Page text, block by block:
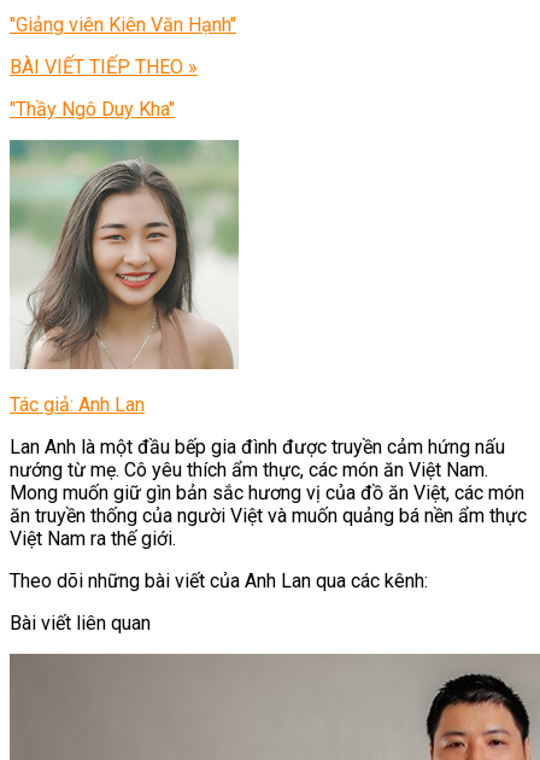
"Giảng viên Kiên Văn Hạnh"
BÀI VIẾT TIẾP THEO »
"Thầy Ngô Duy Kha"
Tác giả: Anh Lan
Lan Anh là một đầu bếp gia đình được truyền cảm hứng nấu
nướng từ mẹ. Cô yêu thích ẩm thực, các món ăn Việt Nam.
Mong muốn giữ gìn bản sắc hương vị của đồ ăn Việt, các món
ăn truyền thống của người Việt và muốn quảng bá nền ẩm thực
Việt Nam ra thế giới.
Theo dõi những bài viết của Anh Lan qua các kênh:
Bài viết liên quan